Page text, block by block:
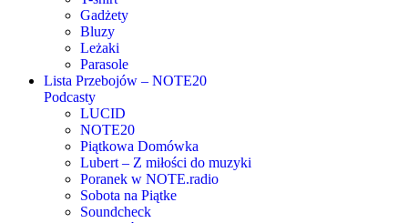
Gadżety
Bluzy
Leżaki
Parasole
Lista Przebojów – NOTE20
Podcasty
LUCID
NOTE20
Piątkowa Domówka
Lubert – Z miłości do muzyki
Poranek w NOTE.radio
Sobota na Piątke
Soundcheck